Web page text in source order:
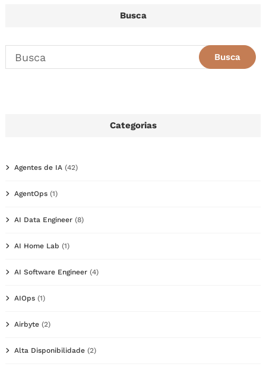
Busca
Categorias
Agentes de IA (42)
AgentOps (1)
AI Data Engineer (8)
AI Home Lab (1)
AI Software Engineer (4)
AIOps (1)
Airbyte (2)
Alta Disponibilidade (2)